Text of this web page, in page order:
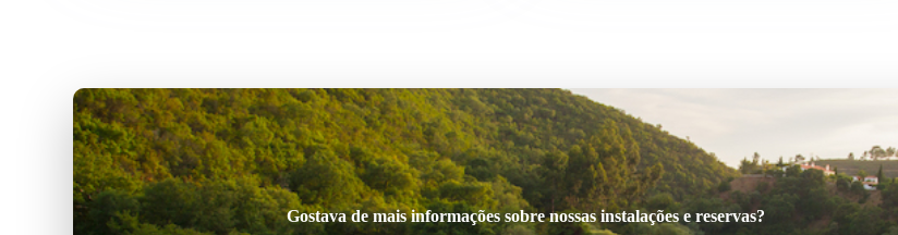
Gostava de mais informações sobre nossas instalações e reservas?